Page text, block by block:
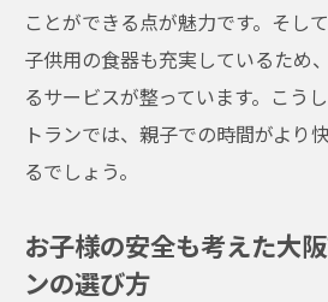
ことができる点が魅力です。そし
子供用の食器も充実しているため
るサービスが整っています。こう
トランでは、親子での時間がより
るでしょう。
お子様の安全も考えた大
ンの選び方